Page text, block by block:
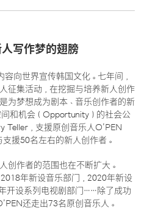
写作梦的翅膀
向世界宣传韩国文化。七年间，
征集活动，在挖掘与培养新人创作
为梦想成为剧本、音乐创作者的新
和机会（Opportunity）的社会公
Teller，支援原创音乐人O’PEN
援50名左右的新人创作者。
创作者的范围也在不断扩大。
年新设音乐部门，2020年新设
开设系列电视剧部门……除了成功
还走出73名原创音乐人。